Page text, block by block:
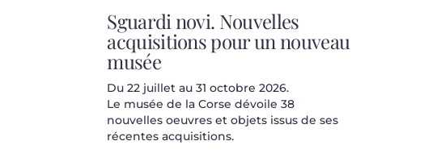
Sguardi novi. Nouvelles
acquisitions pour un nouveau
musée
Du 22 juillet au 31 octobre 2026.
Le musée de la Corse dévoile 38
nouvelles oeuvres et objets issus de ses
récentes acquisitions.